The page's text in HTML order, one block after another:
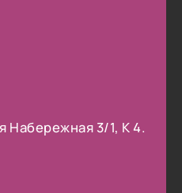
Набережная 3/1, К 4.